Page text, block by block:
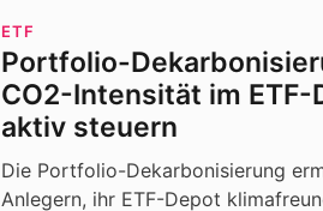
ETF
Portfolio-
CO2-Intensität im ETF-
aktiv steuern
Die Portfolio-Dekarbonisierung
Anlegern, ihr ETF-Depot